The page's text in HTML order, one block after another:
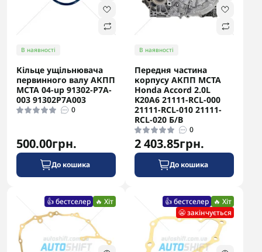
В наявності
Кільце ущільнювача
первинного валу АКПП
MCTA 04-up 91302-P7A-
003 91302P7A003
0
500.00грн.
До кошика
В наявності
Передня частина
корпусу АКПП MCTA
Honda Accord 2.0L
K20A6 21111-RCL-000
21111-RCL-010 21111-
RCL-020 Б/В
0
2 403.85грн.
До кошика
👍 бестселер 🔥 Хіт 👍 бестселер 🔥 Хіт
😬 закінчується